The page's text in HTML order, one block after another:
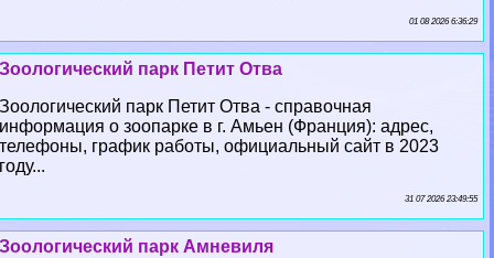
01 08 2026 6:36:29
Зоологический парк Петит Отва
Зоологический парк Петит Отва - справочная
информация о зоопарке в г. Амьен (Франция): адрес,
телефоны, график работы, официальный сайт в 2023
году...
31 07 2026 23:49:55
Зоологический парк Амневиля